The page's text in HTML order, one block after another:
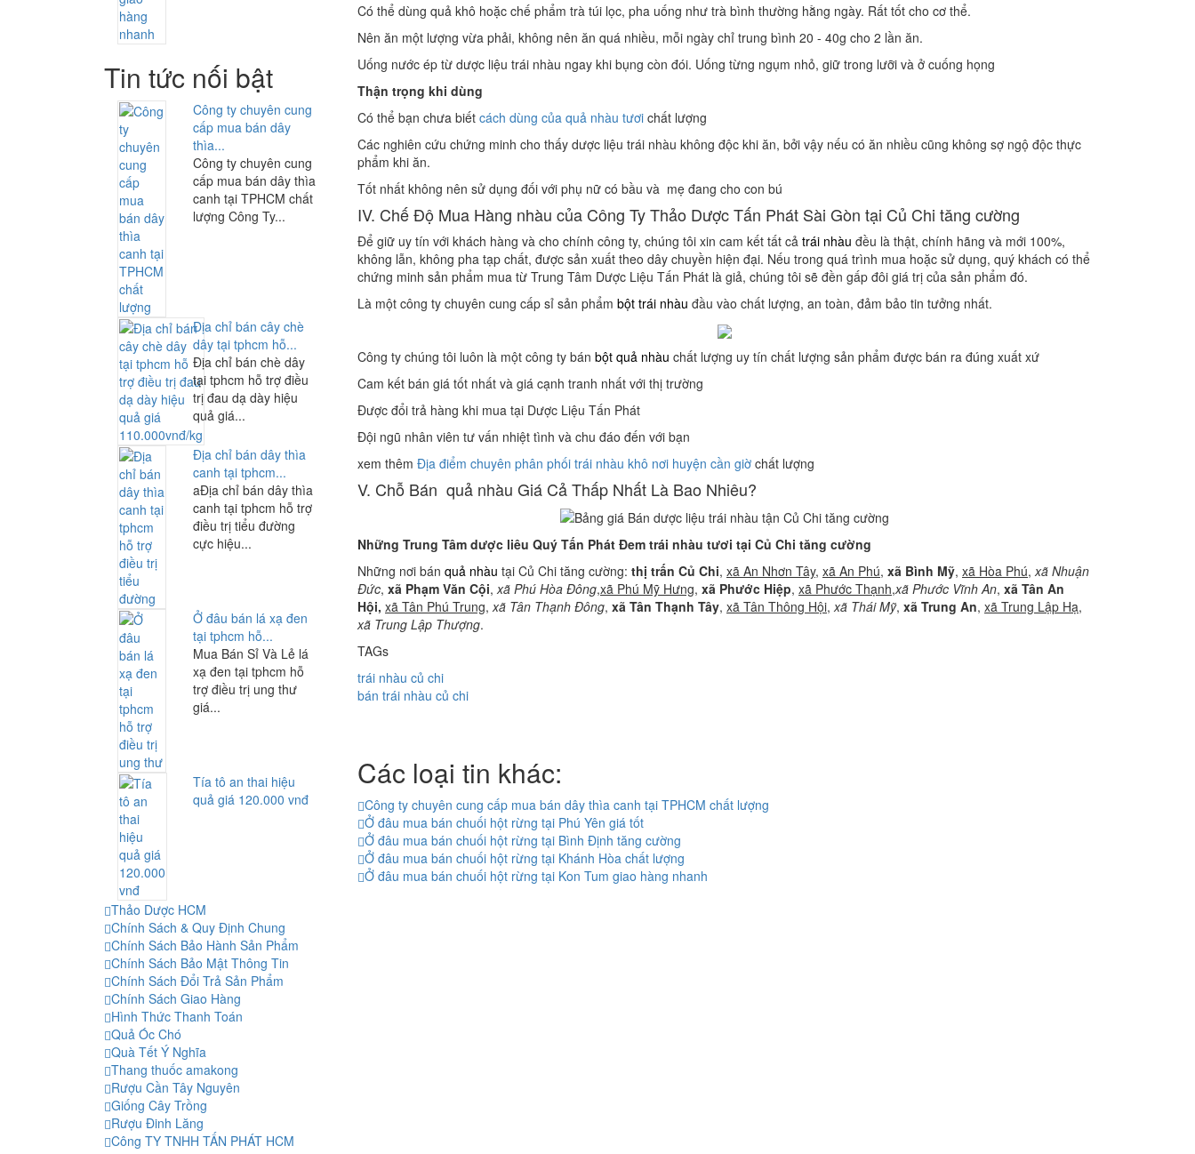
Tin tức nối bật
Công ty chuyên cung
cấp mua bán dây
thìa...
Công ty chuyên cung
cấp mua bán dây thìa
canh tại TPHCM chất
lượng Công Ty...
Địa chỉ bán cây chè
dây tại tphcm hỗ...
Địa chỉ bán chè dây
tại tphcm hỗ trợ điều
trị đau dạ dày hiệu
quả giá...
Địa chỉ bán dây thìa
canh tại tphcm...
aĐịa chỉ bán dây thìa
canh tại tphcm hỗ trợ
điều trị tiểu đường
cực hiệu...
Ở đâu bán lá xạ đen
tại tphcm hỗ...
Mua Bán Sỉ Và Lẻ lá
xạ đen tại tphcm hỗ
trợ điều trị ung thư
giá...
Tía tô an thai hiệu
quả giá 120.000 vnđ
Có thể dùng quả khô hoặc chế phẩm trà túi lọc, pha uống như trà bình thường hằng ngày. Rất tốt cho cơ thể.
Nên ăn một lượng vừa phải, không nên ăn quá nhiều, mỗi ngày chỉ trung bình 20 - 40g cho 2 lần ăn.
Uống nước ép từ dược liệu trái nhàu ngay khi bụng còn đói. Uống từng ngụm nhỏ, giữ trong lưỡi và ở cuống họng
Thận trọng khi dùng
Có thể bạn chưa biết cách dùng của quả nhàu tươi chất lượng
Các nghiên cứu chứng minh cho thấy dược liệu trái nhàu không độc khi ăn, bởi vậy nếu có ăn nhiều cũng không sợ ngộ độc thực
phẩm khi ăn.
Tốt nhất không nên sử dụng đối với phụ nữ có bầu và mẹ đang cho con bú
IV. Chế Độ Mua Hàng nhàu của Công Ty Thảo Dược Tấn Phát Sài Gòn tại Củ Chi tăng cường
Để giữ uy tín với khách hàng và cho chính công ty, chúng tôi xin cam kết tất cả trái nhàu đều là thật, chính hãng và mới 100%,
không lẫn, không pha tạp chất, được sản xuất theo dây chuyền hiện đại. Nếu trong quá trình mua hoặc sử dụng, quý khách có thể
chứng minh sản phẩm mua từ Trung Tâm Dược Liệu Tấn Phát là giả, chúng tôi sẽ đền gấp đôi giá trị của sản phẩm đó.
Là một công ty chuyên cung cấp sỉ sản phẩm bột trái nhàu đầu vào chất lượng, an toàn, đảm bảo tin tưởng nhất.
Công ty chúng tôi luôn là một công ty bán bột quả nhàu chất lượng uy tín chất lượng sản phẩm được bán ra đúng xuất xứ
Cam kết bán giá tốt nhất và giá cạnh tranh nhất với thị trường
Được đổi trả hàng khi mua tại Dược Liệu Tấn Phát
Đội ngũ nhân viên tư vấn nhiệt tình và chu đáo đến với bạn
xem thêm Địa điểm chuyên phân phối trái nhàu khô nơi huyện cần giờ chất lượng
V. Chỗ Bán quả nhàu Giá Cả Thấp Nhất Là Bao Nhiêu?
Những Trung Tâm dược liêu Quý Tấn Phát Đem trái nhàu tươi tại Củ Chi tăng cường
Những nơi bán quả nhàu tại Củ Chi tăng cường: thị trấn Củ Chi, xã An Nhơn Tây, xã An Phú, xã Bình Mỹ, xã Hòa Phú, xã Nhuận
Đức, xã Phạm Văn Cội,xã Phú Hòa Đông,xã Phú Mỹ Hưng, xã Phước Hiệp, xã Phước Thạnh,xã Phước Vĩnh An, xã Tân An
Hội, xã Tân Phú Trung,xã Tân Thạnh Đông, xã Tân Thạnh Tây, xã Tân Thông Hội,xã Thái Mỹ, xã Trung An, xã Trung Lập Hạ,
xã Trung Lập Thượng.
TAGs
trái nhàu củ chi
bán trái nhàu củ chi
Các loại tin khác:
Công ty chuyên cung cấp mua bán dây thìa canh tại TPHCM chất lượng
Ở đâu mua bán chuối hột rừng tại Phú Yên giá tốt
Ở đâu mua bán chuối hột rừng tại Bình Định tăng cường
Ở đâu mua bán chuối hột rừng tại Khánh Hòa chất lượng
Ở đâu mua bán chuối hột rừng tại Kon Tum giao hàng nhanh
Thảo Dược HCM
Chính Sách & Quy Định Chung
Chính Sách Bảo Hành Sản Phẩm
Chính Sách Bảo Mật Thông Tin
Chính Sách Đổi Trả Sản Phẩm
Chính Sách Giao Hàng
Hình Thức Thanh Toán
Quả Óc Chó
Quà Tết Ý Nghĩa
Thang thuốc amakong
Rượu Cần Tây Nguyên
Giống Cây Trồng
Rượu Đinh Lăng
Công TY TNHH TẤN PHÁT HCM